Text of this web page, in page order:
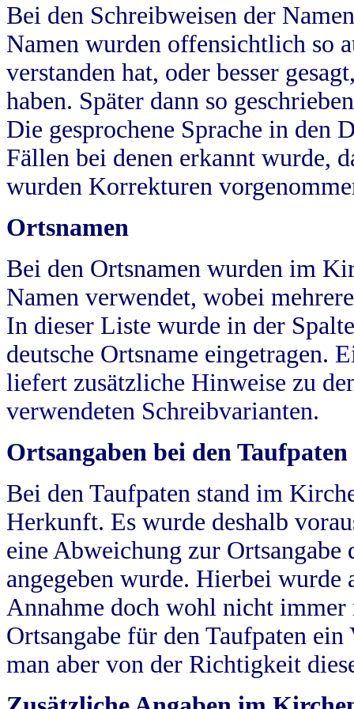
Bei den Schreibweisen der
Namen wurden offensichtlich so
verstanden hat, oder besser
haben. Später dann so
Die gesprochene Sprache in
Fällen bei denen erkannt wurde,
wurden Korrekturen
Ortsnamen
Bei den Ortsnamen wurden im
Namen verwendet, wobei
In dieser Liste wurde in der
deutsche Ortsname eingetragen.
liefert zusätzliche Hinweise zu
verwendeten Schreibvarianten.
Ortsangaben bei den Taufpaten
Bei den Taufpaten stand im
Herkunft. Es wurde deshalb
eine Abweichung zur
angegeben wurde. Hierbei wurde
Annahme doch wohl nicht
Ortsangabe für den Taufpaten
man aber von der Richtigkeit